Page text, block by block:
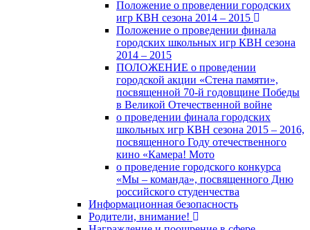
Положение о проведении городских
игр КВН сезона 2014 – 2015
Положение о проведении финала
городских школьных игр КВН сезона
2014 – 2015
ПОЛОЖЕНИЕ о проведении
городской акции «Стена памяти»,
посвященной 70-й годовщине Победы
в Великой Отечественной войне
о проведении финала городских
школьных игр КВН сезона 2015 – 2016,
посвященного Году отечественного
кино «Камера! Мото
о проведение городского конкурса
«Мы – команда», посвященного Дню
российского студенчества
Информационная безопасность
Родители, внимание!